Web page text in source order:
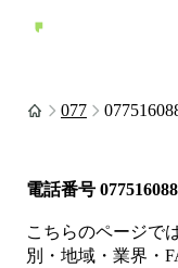
077
電話番号
こちらのページでは
別・地域・業界・